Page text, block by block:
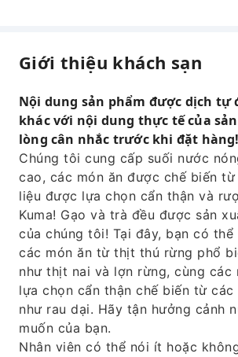
Giới thiệu khách sạn
Nội dung sản phẩm được dịch tự
khác với nội dung thực tế của
lòng cân nhắc trước khi đặt hàng!
Chúng tôi cung cấp suối nước
cao, các món ăn được chế biến từ
liệu được lựa chọn cẩn thận và
Kuma! Gạo và trà đều được sản
của chúng tôi! Tại đây, bạn có
các món ăn từ thịt thú rừng phổ
như thịt nai và lợn rừng, cùng các
lựa chọn cẩn thận chế biến từ các
như rau dại. Hãy tận hưởng cảnh
muốn của bạn.
Nhân viên có thể nói ít hoặc